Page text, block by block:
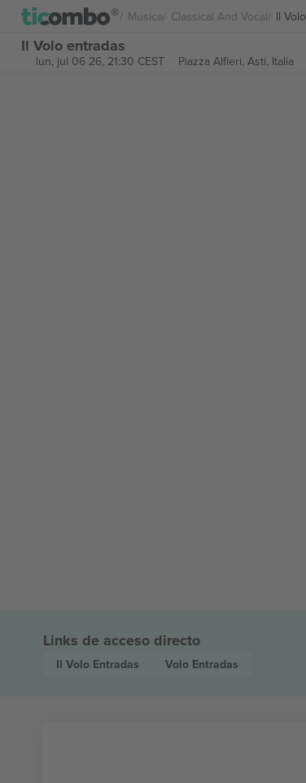
Música Classical And Vocal Il Volo
Il Volo entradas
lun, jul 06 26, 21:30 CEST Piazza Alfieri, Asti, Italia
Links de acceso directo
Il Volo Entradas Volo Entradas